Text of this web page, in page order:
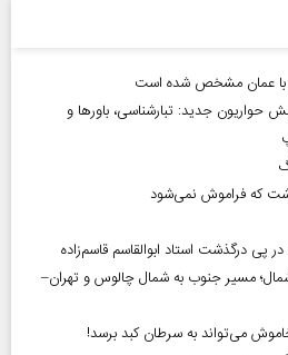
با عمان مشخص شده است
حواریون جدید: تبارشناسی، باور‌ها و
که فراموش نمی‌شود
پی درگذشت استاد ابوالقاسم قاسم‌زاده
مسیر جنوب به شمال چالوس و تهران–
می‌تواند به سرطان کبد برسد!